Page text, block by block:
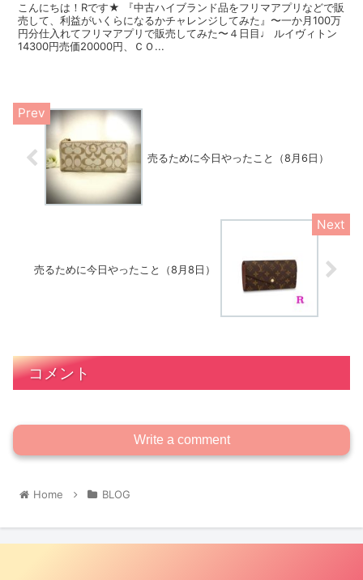
こんにちは！Rです★ 『中古ハイブランド品をフリマアプリなどで販
売して、利益がいくらになるかチャレンジしてみた』〜一か月100万
円分仕入れてフリマアプリで販売してみた〜４日目♩ ルイヴィトン
14300円売価20000円、ＣＯ...
売るために今日やったこと（8月6日）
売るために今日やったこと（8月8日）
コメント
Write a comment
Home BLOG